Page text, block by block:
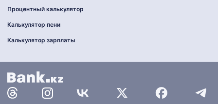
Процентный калькулятор
Калькулятор пени
Калькулятор зарплаты